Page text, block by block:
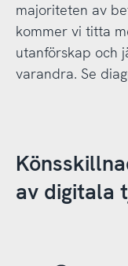
majoriteten av
kommer vi titta
utanförskap och
varandra. Se
av digitala